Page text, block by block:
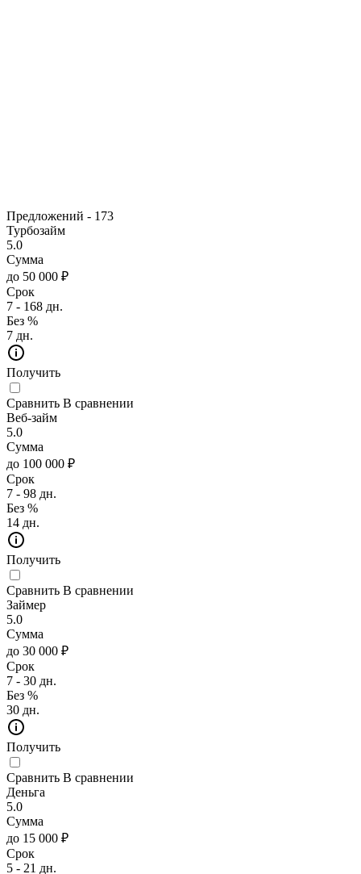
Предложений - 173
Турбозайм
5.0
Сумма
до 50 000 ₽
Срок
7 - 168 дн.
Без %
7 дн.
Получить
Сравнить В сравнении
Веб-займ
5.0
Сумма
до 100 000 ₽
Срок
7 - 98 дн.
Без %
14 дн.
Получить
Сравнить В сравнении
Займер
5.0
Сумма
до 30 000 ₽
Срок
7 - 30 дн.
Без %
30 дн.
Получить
Сравнить В сравнении
Деньга
5.0
Сумма
до 15 000 ₽
Срок
5 - 21 дн.